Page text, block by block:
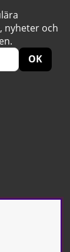
nyheter och
OK